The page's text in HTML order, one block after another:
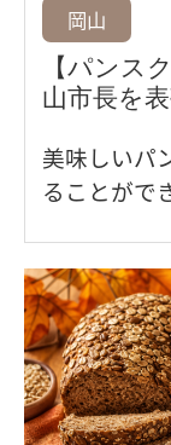
岡山
【パンス
山市長を
美味しいパ
ることがで
三市長を表
していただ
みへの期待
産小麦をは
話していた